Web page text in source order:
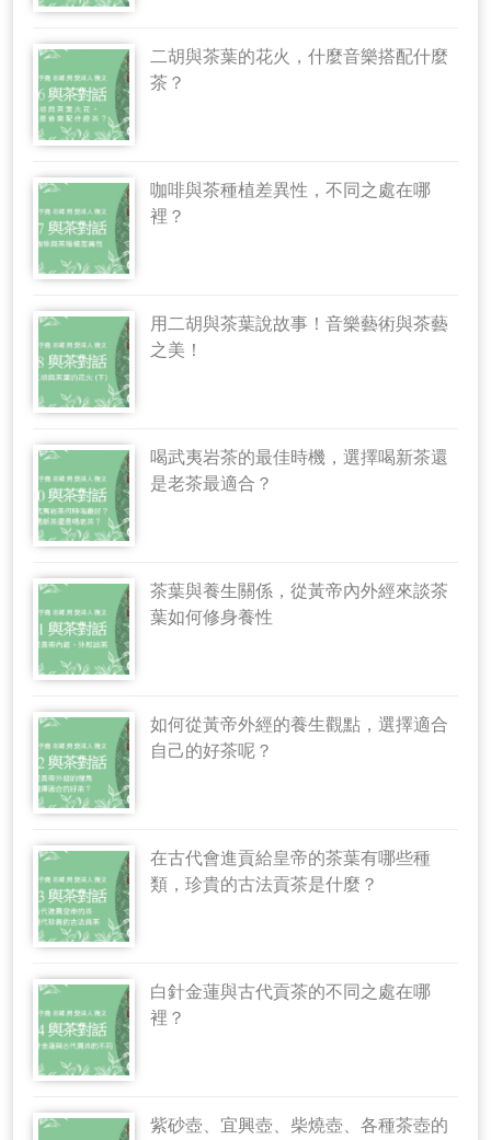
二胡與茶葉的花火，什麼音樂搭配什麼
茶？
咖啡與茶種植差異性，不同之處在哪
裡？
用二胡與茶葉說故事！音樂藝術與茶藝
之美！
喝武夷岩茶的最佳時機，選擇喝新茶還
是老茶最適合？
茶葉與養生關係，從黃帝內外經來談茶
葉如何修身養性
如何從黃帝外經的養生觀點，選擇適合
自己的好茶呢？
在古代會進貢給皇帝的茶葉有哪些種
類，珍貴的古法貢茶是什麼？
白針金蓮與古代貢茶的不同之處在哪
裡？
紫砂壺、宜興壺、柴燒壺、各種茶壺的